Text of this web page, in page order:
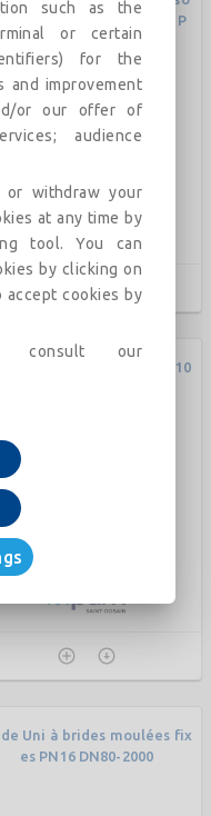
(collerette centrale) P
N10 DN60-600
90° à brides fixes PN10
Uni à brides moulées fix
es PN16 DN80-2000
such as the
or certain
for the
and improvement
or our offer of
audience
or withdraw your
at any time by
tool. You can
by clicking on
accept cookies by
consult our